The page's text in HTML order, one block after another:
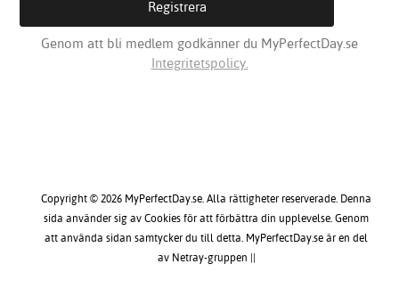
Genom att bli medlem godkänner du MyPerfectDay.se
Integritetspolicy.
Copyright © 2026 MyPerfectDay.se. Alla rättigheter reserverade. Denna
sida använder sig av Cookies för att förbättra din upplevelse. Genom
att använda sidan samtycker du till detta. MyPerfectDay.se är en del
av Netray-gruppen ||